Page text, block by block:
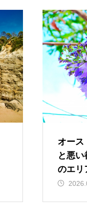
オース
と悪
のエリ